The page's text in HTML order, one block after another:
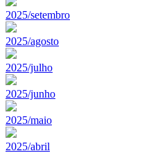
2025/setembro
2025/agosto
2025/julho
2025/junho
2025/maio
2025/abril